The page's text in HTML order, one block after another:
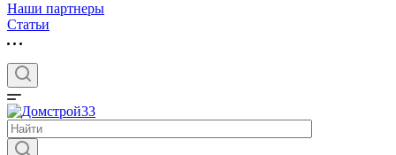
Наши партнеры
Статьи